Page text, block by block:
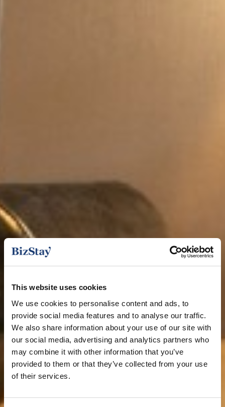
This website uses cookies
We use cookies to personalise content and ads, to
provide social media features and to analyse our traffic.
We also share information about your use of our site with
our social media, advertising and analytics partners who
may combine it with other information that you’ve
provided to them or that they’ve collected from your use
of their services.